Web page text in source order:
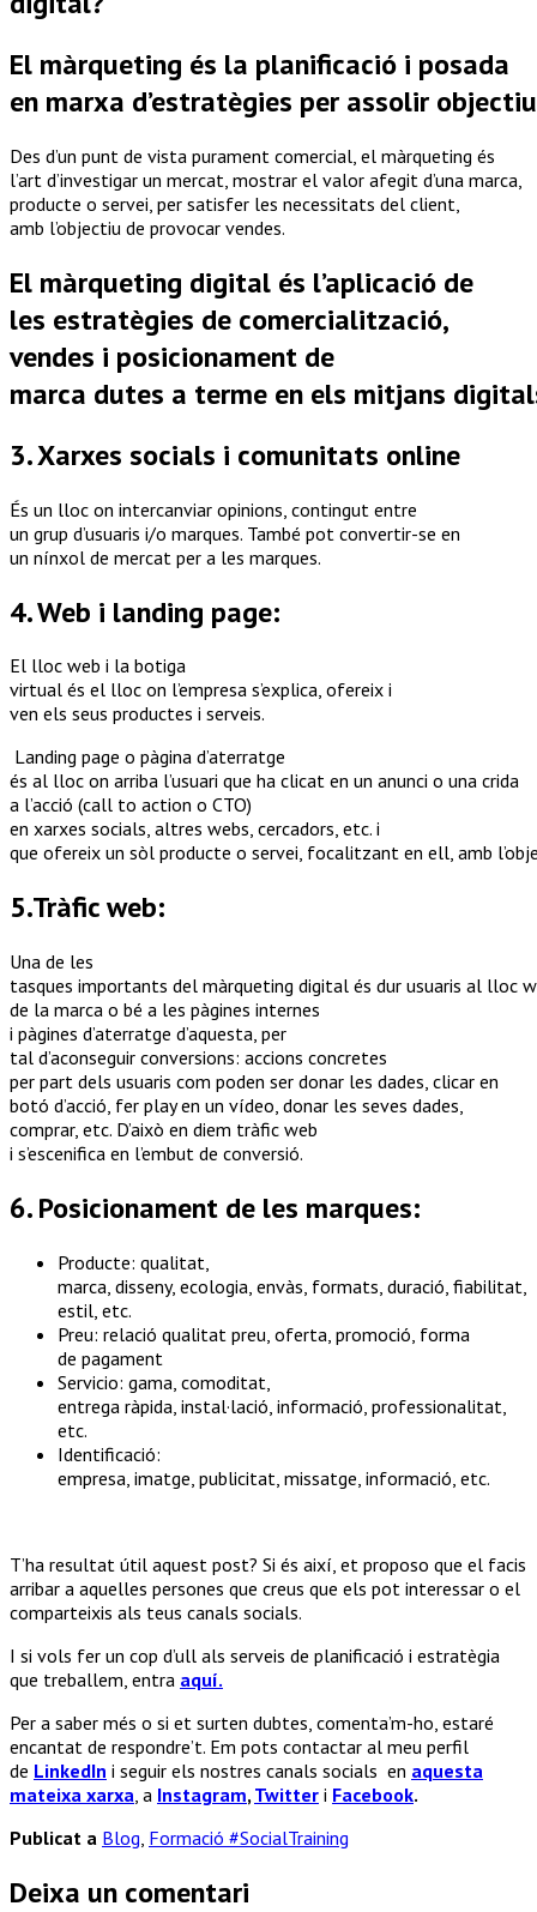
El màrqueting és la planificació i posada
en marxa d’estratègies per assolir
Des d’un punt de vista purament comercial, el màrqueting és
l’art d’investigar un mercat, mostrar el valor afegit d’una marca,
producte o servei, per satisfer les necessitats del client,
amb l’objectiu de provocar vendes.
El màrqueting digital és l’aplicació de
les estratègies de comercialització,
vendes i posicionament de
marca dutes a terme en els mitjans
3. Xarxes socials i comunitats online
És un lloc on intercanviar opinions contingut entre
un grup d’usuaris i/o marques. També pot convertir-se en
un nínxol de mercat per a les marques.
4. Web i landing page:
El lloc web i la botiga
virtual és el lloc on l’empresa s’explica, ofereix i
ven els seus productes i serveis.
Landing page o pàgina d’aterratge
és al lloc on arriba l’usuari que ha clicat en un anunci o una crida
a l’acció (call to action o CTO)
en xarxes socials, altres webs, cercadors, etc. i
que ofereix un sòl producte o servei, focalitzant en ell, amb
5.Tràficweb:
Una de les
tasques importants del màrqueting digital és dur usuaris al lloc
de la marca o bé a les pàgines internes
i pàgines d’aterratge d’aquesta, per
tal d’aconseguir conversions: accions concretes
per part dels usuaris com poden ser donar les dades, clicar en
botó d’acció, fer playen un vídeo, donar les seves dades,
comprar, etc. D’això en diem tràfic web
i s’escenifica en l’embut de conversió.
6. Posicionament de les marques:
Producte: qualitat,
marca, disseny, ecologia, envàs, formats, duració, fiabilitat,
estil, etc.
Preu: relació qualitat preu, oferta, promoció, forma
de pagament
Servicio: gama, comoditat,
entrega ràpida, instal·lació, informació, professionalitat,
etc.
Identificació:
empresa, imatge, publicitat, missatge, informació, etc.
T’ha resultat útil aquest post? Si és així, et proposo que el facis
arribar a aquelles persones que creus que els pot interessar o el
comparteixis als teus canals socials.
I si vols fer un cop d’ull als serveis de planificació i estratègia
que treballem, entra aquí.
Per a saber més o si et surten dubtes, comenta’m-ho, estaré
encantat de respondre’t. Em pots contactar al meu perfil
de LinkedIn i seguir els nostres canals socials en aquesta
mateixa xarxa, a Instagram,Twitter i Facebook.
Publicat a Blog, Formació #SocialTraining
Deixa un comentari